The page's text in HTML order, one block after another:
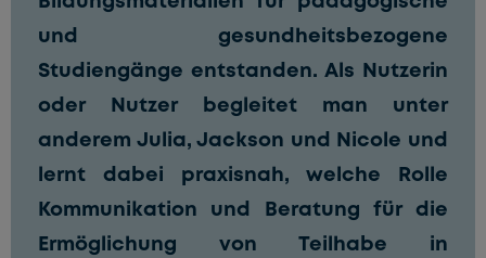
und gesundheitsbezogene
Studiengänge entstanden. Als Nutzerin
oder Nutzer begleitet man unter
anderem Julia, Jackson und Nicole und
lernt dabei praxisnah, welche Rolle
Kommunikation und Beratung für die
Ermöglichung von Teilhabe in